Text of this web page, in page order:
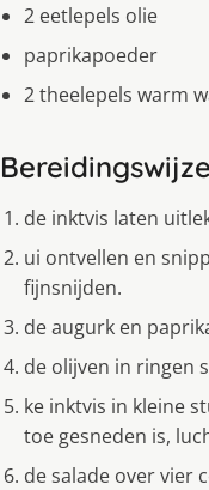
2 eetlepels olie
paprikapoeder
2 theelepels warm
Bereidingswijze
de inktvis laten
ui ontvellen en
fijnsnijden.
de augurk en
de olijven in ringen
ke inktvis in kleine
toe gesneden is,
de salade over vier